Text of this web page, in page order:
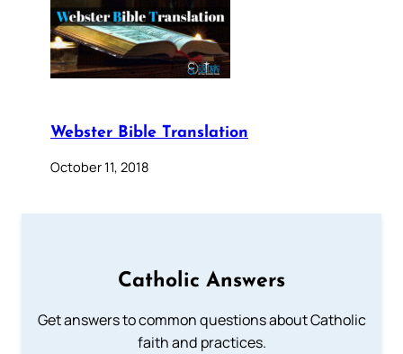
Webster Bible Translation
October 11, 2018
Catholic Answers
Get answers to common questions about Catholic
faith and practices.